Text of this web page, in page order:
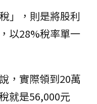
」，則是將股利
以28%稅率單一
，實際領到20萬
就是56,000元